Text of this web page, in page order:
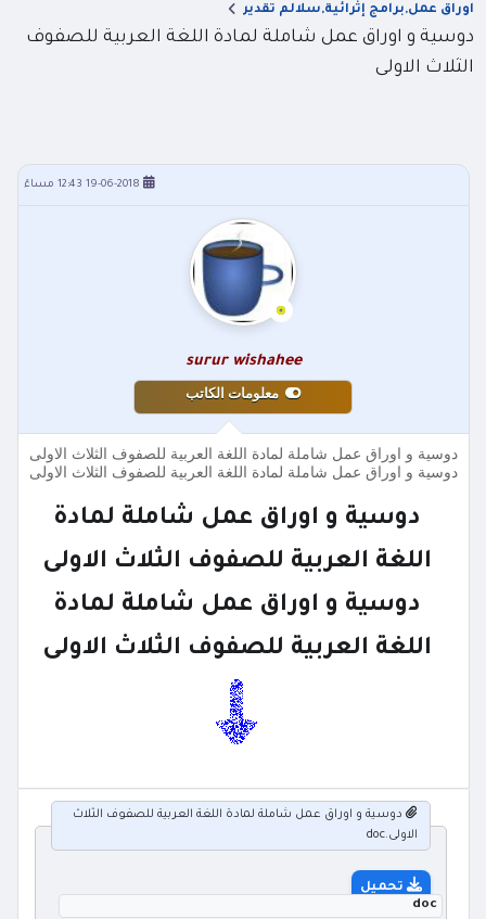
اوراق عمل,برامج إثرائية,سلالم تقدير
دوسية و اوراق عمل شاملة لمادة اللغة العربية للصفوف
الثلاث الاولى
19-06-2018 12:43 مساءً
surur wishahee
معلومات الكاتب
دوسية و اوراق عمل شاملة لمادة اللغة العربية للصفوف الثلاث الاولى
دوسية و اوراق عمل شاملة لمادة اللغة العربية للصفوف الثلاث الاولى
دوسية و اوراق عمل شاملة لمادة
اللغة العربية للصفوف الثلاث الاولى
دوسية و اوراق عمل شاملة لمادة
اللغة العربية للصفوف الثلاث الاولى
دوسية و اوراق عمل شاملة لمادة اللغة العربية للصفوف الثلاث
الاولى.doc
تحميل
doc